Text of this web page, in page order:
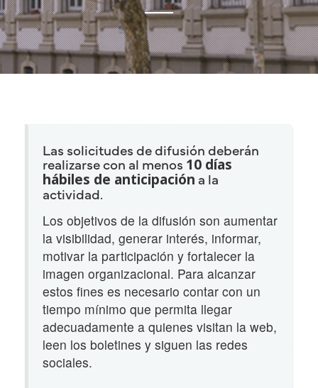
Las solicitudes de difusión deberán
realizarse con al menos 10 días
hábiles de anticipacióna la
actividad.
Los objetivos de la difusión son aumentar
la visibilidad, generar interés, informar,
motivar la participación y fortalecer la
imagen organizacional. Para alcanzar
estos fines es necesario contar con un
tiempo mínimo que permita llegar
adecuadamente a quienes visitan la web,
leen los boletines y siguen las redes
sociales.